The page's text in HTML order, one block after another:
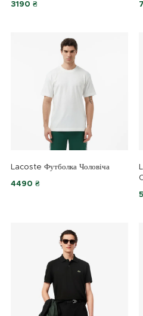
3190 ₴
Lacoste Футболка Чоловіча
4490 ₴